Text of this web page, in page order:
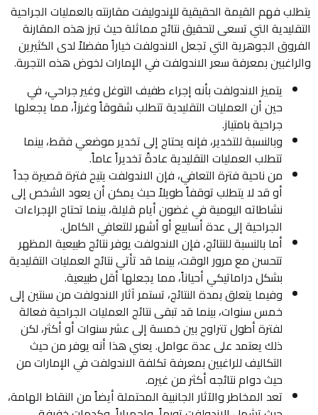
يتطلب فهم القيمة الحقيقية للإندوليفت مقارنته بالعمليات الجراحية
التقليدية التي تسعى لتحقيق نتائج مماثلة حيث تبرز هذه المقارنة
الفروق الجوهرية التي تجعل الاندولفت خياراً مفضلاً لدى الكثيرين
والراغبين بمعرفة سعر الاندولفت في الإمارات لخوض هذه التجربة.
يتميز الاندولفت بأنه إجراء طفيف التوغل وغير جراحي، في
حين أن العمليات التقليدية تتطلب شقوقاً وغرزاً، مما يجعلها
جراحية بامتياز.
وبالنسبة للتخدير، فإنه يحتاج إلى تخدير موضعي فقط، بينما
تتطلب العمليات التقليدية عادةً تخديراً عاماً.
من ناحية فترة التعافي، فإن الاندولفت يتيح فترة قصيرة جداً
أو قد لا يتطلب توقفاً طويلاً حيث يمكن أن يعود الشخص إلى
نشاطاته اليومية في غضون أيام قليلة، بينما تحتاج الإجراءات
الجراحية إلى عدة أسابيع أو أشهر للتعافي الكامل.
أما بالنسبة للنتائج، فإن الاندولفت يوفر نتائج طبيعية المظهر
تتحسن مع مرور الوقت، بينما قد تأتي نتائج العمليات التقليدية
بشكل دراماتيكي أحياناً، مما يجعلها أقل طبيعية.
وفيما يتعلق بمدة النتائج، تستمر آثار الاندولفت من سنتين إلى
خمس سنوات، بينما قد تبقى نتائج العمليات الجراحية فعالة
لفترة أطول تتراوح بين خمسة إلى عشر سنوات أو أكثر، لكن
ذلك يعتمد على عدة عوامل. يعني هذا أنه يوفر من حيث
التكاليف للراغبين بمعرفة تكلفة الاندولفت في الإمارات من
حيث دوام نتائجه أكثر من غيره.
تعد المخاطر والآثار الجانبية المحتملة أيضاً من النقاط الهامة،